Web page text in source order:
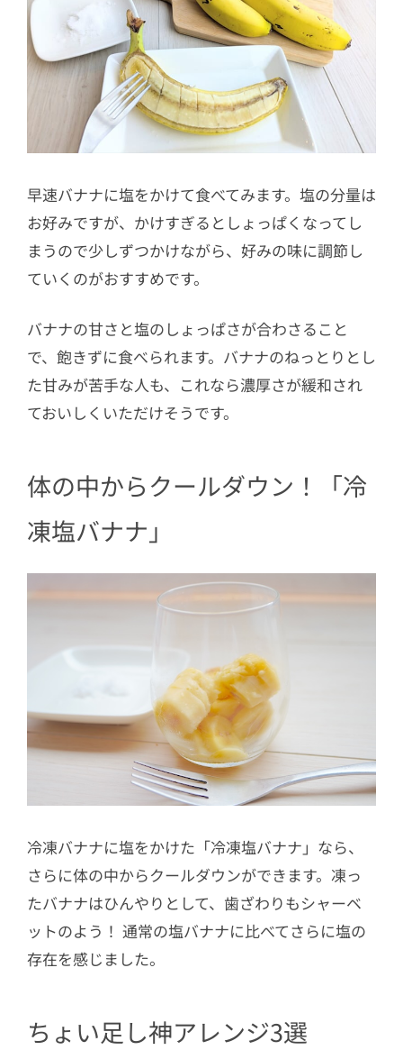
早速バナナに塩をかけて食べてみます。塩の分量は
お好みですが、かけすぎるとしょっぱくなってし
まうので少しずつかけながら、好みの味に調節し
ていくのがおすすめです。
バナナの甘さと塩のしょっぱさが合わさること
で、飽きずに食べられます。バナナのねっとりとし
た甘みが苦手な人も、これなら濃厚さが緩和され
ておいしくいただけそうです。
体の中からクールダウン！「冷
凍塩バナナ」
冷凍バナナに塩をかけた「冷凍塩バナナ」なら、
さらに体の中からクールダウンができます。凍っ
たバナナはひんやりとして、歯ざわりもシャーベ
ットのよう！ 通常の塩バナナに比べてさらに塩の
存在を感じました。
ちょい足し神アレンジ3選